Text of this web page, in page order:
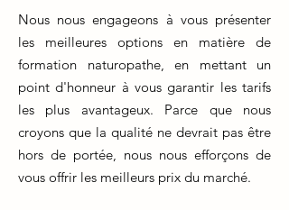
Nous nous engageons à vous présenter
les meilleures options en matière de
formation naturopathe, en mettant un
point d'honneur à vous garantir les tarifs
les plus avantageux. Parce que nous
croyons que la qualité ne devrait pas être
hors de portée, nous nous efforçons de
vous offrir les meilleurs prix du marché.